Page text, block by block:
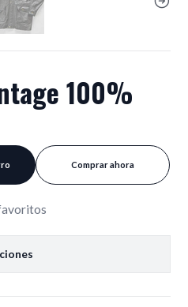
100%
Comprar ahora